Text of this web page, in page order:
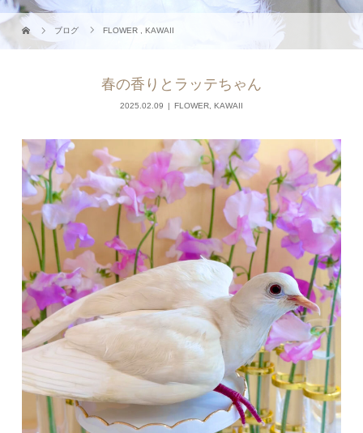
ブログ FLOWER ,KAWAII
春の香りとラッテちゃん
2025.02.09 FLOWER KAWAII